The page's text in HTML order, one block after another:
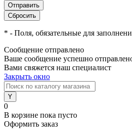
* - Поля, обязательные для
Сообщение отправлено
Ваше сообщение успешно
Вами свяжется наш специалист
Закрыть окно
0
В корзине пока пусто
Оформить заказ